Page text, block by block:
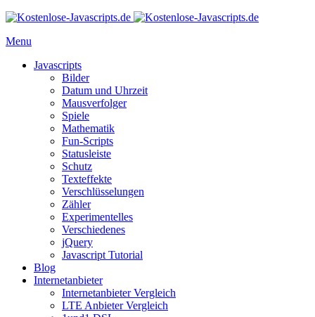
Menu
Javascripts
Bilder
Datum und Uhrzeit
Mausverfolger
Spiele
Mathematik
Fun-Scripts
Statusleiste
Schutz
Texteffekte
Verschlüsselungen
Zähler
Experimentelles
Verschiedenes
jQuery
Javascript Tutorial
Blog
Internetanbieter
Internetanbieter Vergleich
LTE Anbieter Vergleich